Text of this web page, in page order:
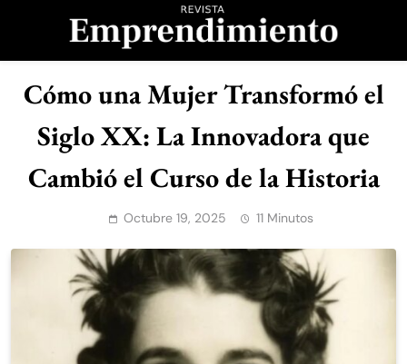
Revista
Emprendimiento
Cómo una Mujer Transformó el
Siglo XX: La Innovadora que
Cambió el Curso de la Historia
Octubre 19, 2025 11 Minutos